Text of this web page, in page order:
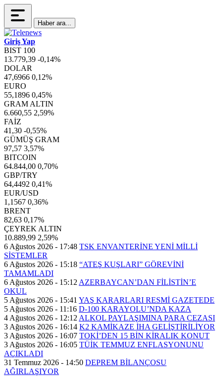
Haber ara...
Giriş Yap
BIST 100
13.779,39 -0,14%
DOLAR
47,6966 0,12%
EURO
55,1896 0,45%
GRAM ALTIN
6.660,55 2,59%
FAİZ
41,30 -0,55%
GÜMÜŞ GRAM
97,57 3,57%
BITCOIN
64.844,00 0,70%
GBP/TRY
64,4492 0,41%
EUR/USD
1,1567 0,36%
BRENT
82,63 0,17%
ÇEYREK ALTIN
10.889,99 2,59%
6 Ağustos 2026 - 17:48 TSK ENVANTERİNE YENİ MİLLİ
SİSTEMLER
6 Ağustos 2026 - 15:18 “ATEŞ KUŞLARI” GÖREVİNİ
TAMAMLADI
6 Ağustos 2026 - 15:12 AZERBAYCAN’DAN FİLİSTİN’E
OKUL
5 Ağustos 2026 - 15:41 YAŞ KARARLARI RESMİ GAZETEDE
5 Ağustos 2026 - 11:16 D-100 KARAYOLU’NDA KAZA
4 Ağustos 2026 - 12:12 ALKOL PAYLAŞIMINA PARA CEZASI
3 Ağustos 2026 - 16:14 K2 KAMİKAZE İHA GELİŞTİRİLİYOR
3 Ağustos 2026 - 16:07 TOKİ’DEN 15 BİN KİRALIK KONUT
3 Ağustos 2026 - 16:05 TÜİK TEMMUZ ENFLASYONUNU
AÇIKLADI
31 Temmuz 2026 - 14:50 DEPREM BİLANÇOSU
AĞIRLAŞIYOR